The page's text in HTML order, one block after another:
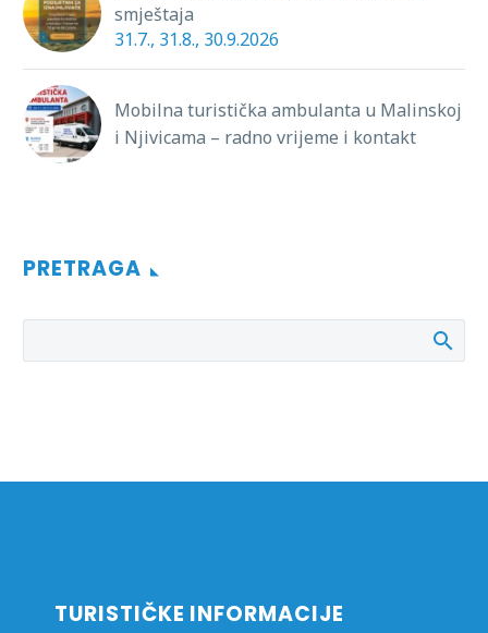
smještaja
31.7., 31.8., 30.9.2026
Mobilna turistička ambulanta u Malinskoj
i Njivicama – radno vrijeme i kontakt
PRETRAGA
TURISTIČKE INFORMACIJE